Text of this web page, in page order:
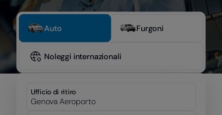
Auto Furgoni
Noleggi internazionali
Ufficio di ritiro